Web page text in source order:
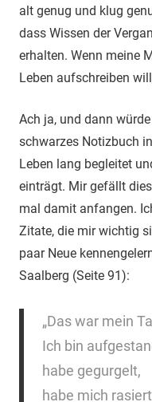
alt genug und klug
dass Wissen der
erhalten. Wenn meine
Leben aufschreiben
Ach ja, und dann
schwarzes Notizbuch
Leben lang begleitet
einträgt. Mir gefällt
mal damit anfangen.
Zitate, die mir wichtig
paar Neue
Saalberg (Seite 91):
„Das war mein
Ich bin
habe gegurgelt,
habe mich